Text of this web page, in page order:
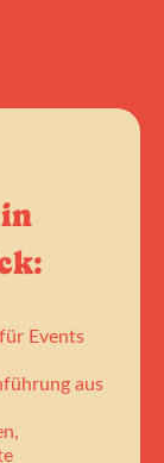
Events
aus